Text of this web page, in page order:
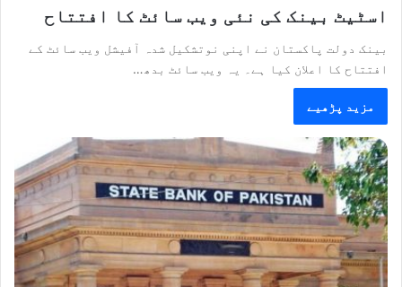
اسٹیٹ بینک کی نئی ویب سائٹ کا افتتاح
بینک دولت پاکستان نے اپنی نوتشکیل شدہ آفیشل ویب سائٹ کے
افتتاح کا اعلان کیا ہے۔ یہ ویب سائٹ بدھ…
مزید پڑھیے